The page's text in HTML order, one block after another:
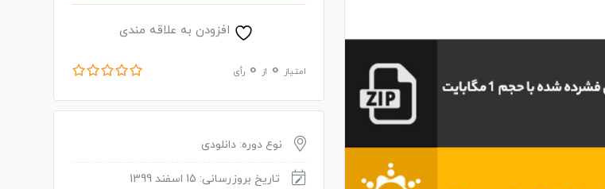
افزودن به علاقه مندی
امتیاز 0 از 0 رأی
نوع دوره: دانلودی
تاریخ بروزرسانی: 15 اسفند 1399